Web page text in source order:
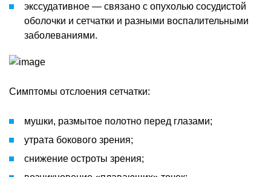
экссудативное — связано с опухолью сосудистой
оболочки и сетчатки и разными воспалительными
заболеваниями.
Симптомы отслоения сетчатки:
мушки, размытое полотно перед глазами;
утрата бокового зрения;
снижение остроты зрения;